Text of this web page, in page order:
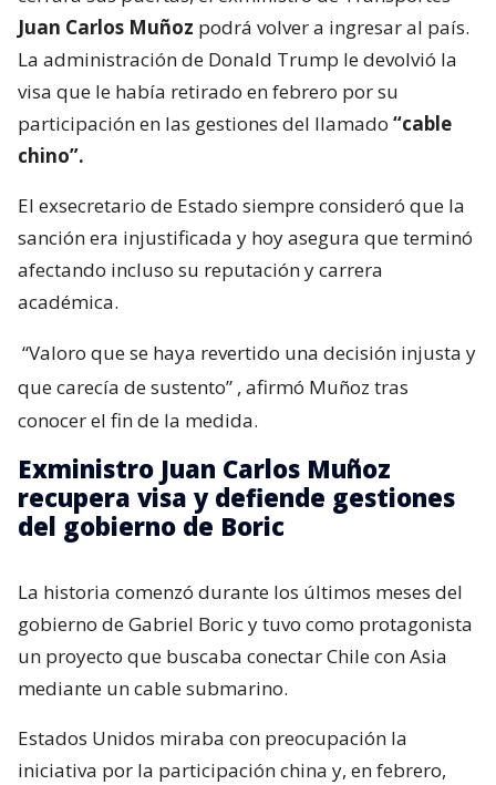
Juan Carlos Muñoz podrá volver a ingresar al país.
La administración de Donald Trump le devolvió la
visa que le había retirado en febrero por su
participación en las gestiones del llamado “cable
chino”.
El exsecretario de Estado siempre consideró que la
sanción era injustificada y hoy asegura que terminó
afectando incluso su reputación y carrera
académica.
“Valoro que se haya revertido una decisión injusta y
que carecía de sustento” , afirmó Muñoz tras
conocer el fin de la medida.
Exministro Juan Carlos Muñoz
recupera visa y defiende gestiones
del gobierno de Boric
La historia comenzó durante los últimos meses del
gobierno de Gabriel Boric y tuvo como protagonista
un proyecto que buscaba conectar Chile con Asia
mediante un cable submarino.
Estados Unidos miraba con preocupación la
iniciativa por la participación china y, en febrero,